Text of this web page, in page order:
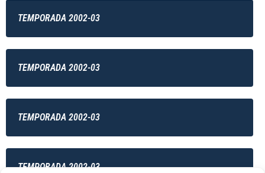
TEMPORADA 2002-03
TEMPORADA 2002-03
TEMPORADA 2002-03
TEMPORADA 2002-03